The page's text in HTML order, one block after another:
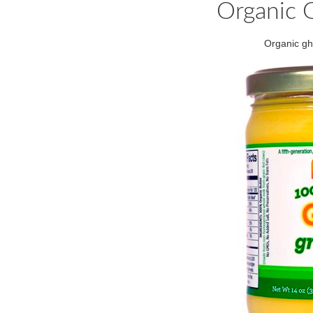
Organic
Organic